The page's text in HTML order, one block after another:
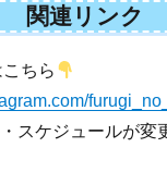
関連リンク
ちら
スケジュールが変